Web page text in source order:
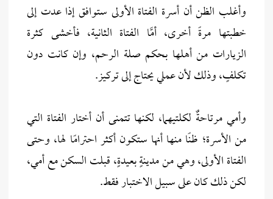
وأغلب الظن أن أسرة الفتاة الأولى ستوافق إذا عدت إلى
خطبتها مرةً أخرى، أمَّا الفتاة الثانية، فأخشى كثرة
الزيارات من أهلها بحكم صلة الرحم، وإن كانت دون
تكلفٍ، وذلك لأن عملي يحتاج إلى تركيز.
وأمي مرتاحةٌ لكلتيهما، لكنها تتمنى أن أختار الفتاة التي
من الأسرة؛ ظنًا منها أنها ستكون أكثر احترامًا لها، وحتى
الفتاة الأولى، وهي من مدينةٍ بعيدةٍ، قبلت السكن مع أمي،
لكن ذلك كان على سبيل الاختبار فقط.